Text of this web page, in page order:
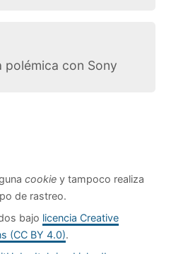
polémica con Sony
cookiey tampoco realiza
de rastreo.
bajo licencia Creative
(CC BY 4.0).